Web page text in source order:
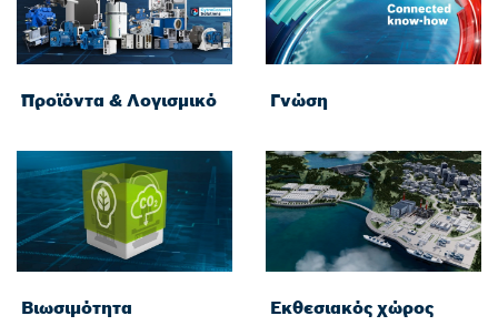
Προϊόντα & Λογισμικό Γνώση
Βιωσιμότητα Εκθεσιακός χώρος